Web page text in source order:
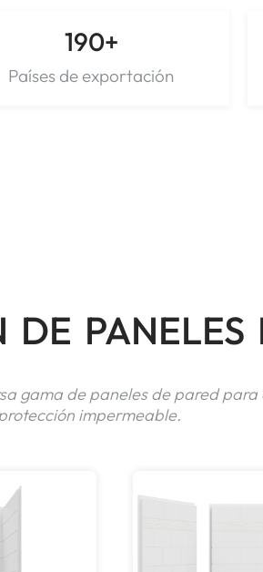
Países de exportación
190+
DE PANELES
gama de paneles de pared
impermeable.